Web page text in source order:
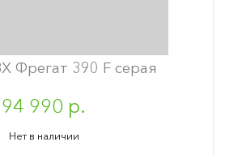
Фрегат 390 F серая
94 990 р.
Нет в наличии